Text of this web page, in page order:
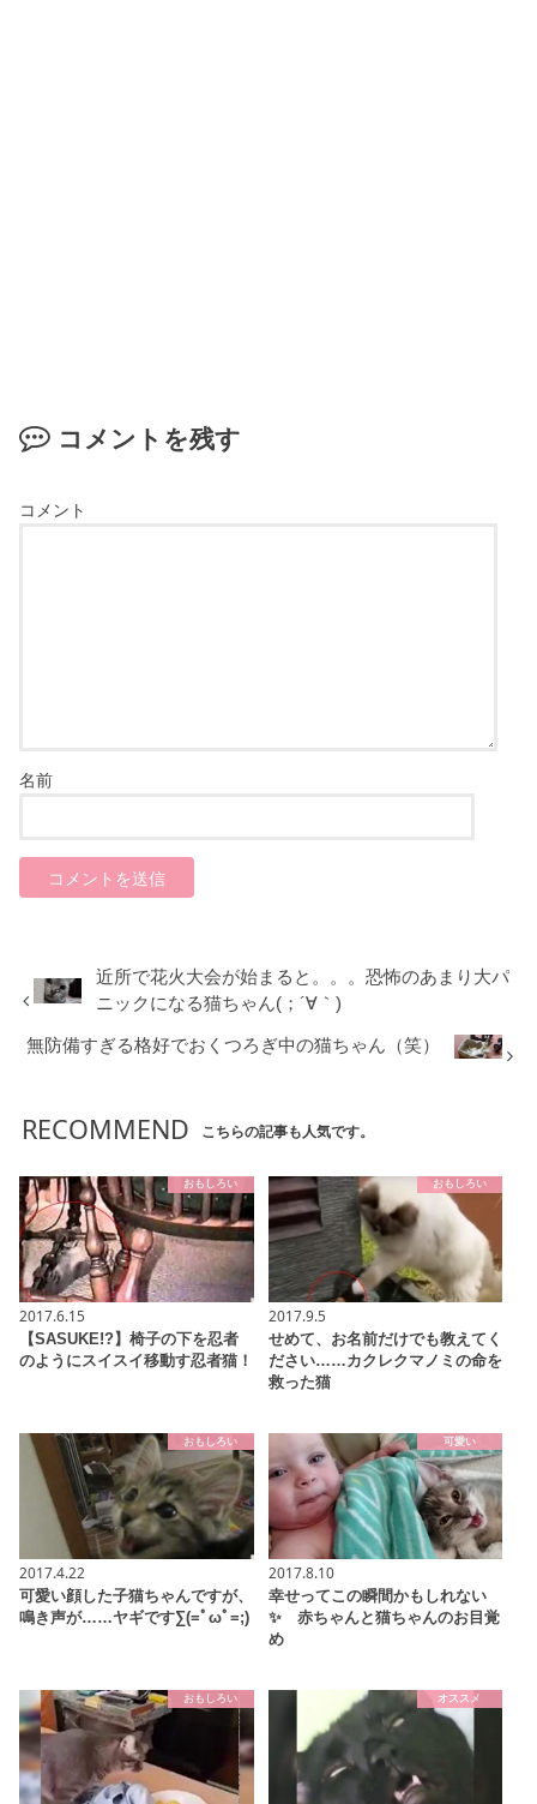
コメントを残す
コメント
名前
近所で花火大会が始まると。。。恐怖のあまり大パ
ニックになる猫ちゃん(；´∀｀)
無防備すぎる格好でおくつろぎ中の猫ちゃん（笑）
RECOMMEND こちらの記事も人気です。
おもしろい
2017.6.15
【SASUKE!?】椅子の下を忍者
のようにスイスイ移動す忍者猫！
おもしろい
2017.9.5
せめて、お名前だけでも教えてく
ださい……カクレクマノミの命を
救った猫
おもしろい
2017.4.22
可愛い顔した子猫ちゃんですが、
鳴き声が……ヤギです∑(=ﾟωﾟ=;)
可愛い
2017.8.10
幸せってこの瞬間かもしれない
✨ 赤ちゃんと猫ちゃんのお目覚
め
おもしろい オススメ